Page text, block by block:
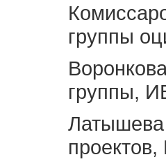
группы
группы,